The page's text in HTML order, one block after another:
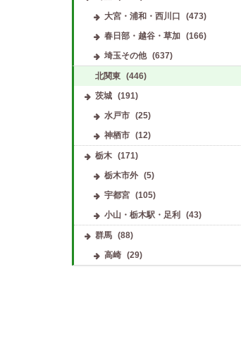
大宮・浦和・西川口
(473)
春日部・越谷・草加
(166)
埼玉その他
(637)
北関東 (446)
茨城 (191)
水戸市
(25)
神栖市
(12)
栃木 (171)
栃木市外
(5)
宇都宮
(105)
小山・栃木駅・足利
(43)
群馬 (88)
高崎
(29)